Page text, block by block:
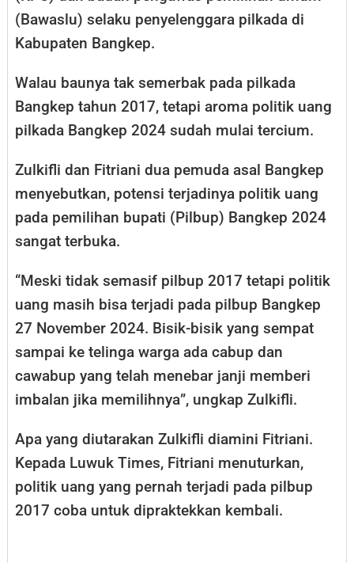
(Bawaslu) selaku penyelenggara pilkada di
Kabupaten Bangkep.
Walau baunya tak semerbak pada pilkada
Bangkep tahun 2017, tetapi aroma politik uang
pilkada Bangkep 2024 sudah mulai tercium.
Zulkifli dan Fitriani dua pemuda asal Bangkep
menyebutkan, potensi terjadinya politik uang
pada pemilihan bupati (Pilbup) Bangkep 2024
sangat terbuka.
“Meski tidak semasif pilbup 2017 tetapi politik
uang masih bisa terjadi pada pilbup Bangkep
27 November 2024. Bisik-bisik yang sempat
sampai ke telinga warga ada cabup dan
cawabup yang telah menebar janji memberi
imbalan jika memilihnya”, ungkap Zulkifli.
Apa yang diutarakan Zulkifli diamini Fitriani.
Kepada Luwuk Times, Fitriani menuturkan,
politik uang yang pernah terjadi pada pilbup
2017 coba untuk dipraktekkan kembali.